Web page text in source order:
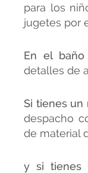
para los
jugetes por
En el baño
detalles de
Si tienes un
despacho
de material
y si tienes